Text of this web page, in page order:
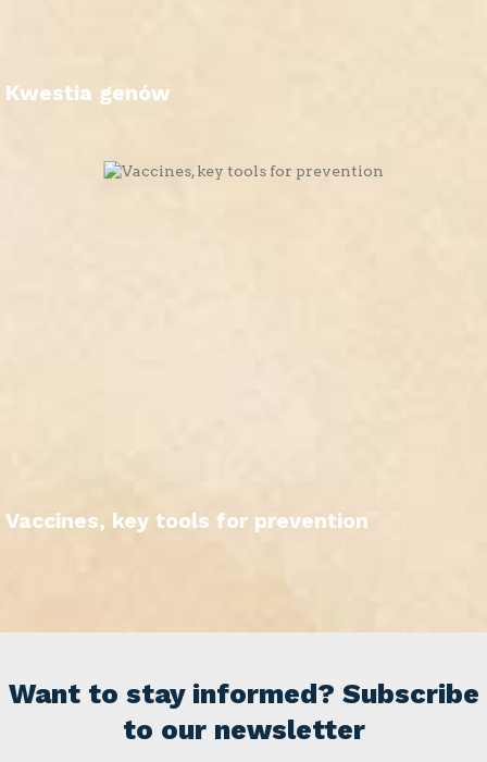
Kwestia genów
Vaccines, key tools for prevention
Want to stay informed? Subscribe
to our newsletter